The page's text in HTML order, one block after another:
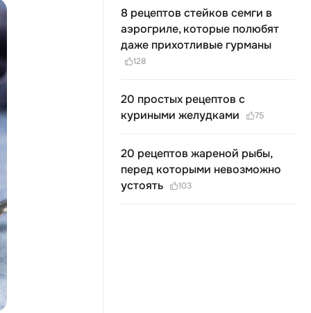
8 рецептов стейков семги в
аэрогриле, которые полюбят
даже прихотливые гурманы
128
20 простых рецептов с
куриными желудками
75
20 рецептов жареной рыбы,
перед которыми невозможно
устоять
103